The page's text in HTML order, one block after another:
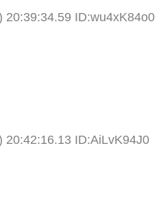
20:39:34.59 ID:wu4xK84o0
20:42:16.13 ID:AiLvK94J0